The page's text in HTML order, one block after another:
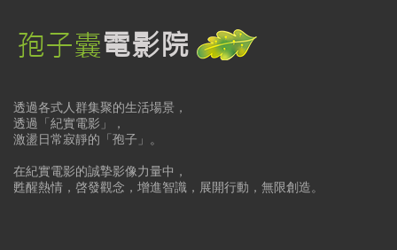
透過各式人群集聚的生活場景，
透過「紀實電影」，
激盪日常寂靜的「孢子」。
在紀實電影的誠摯影像力量中，
甦醒熱情，啓發觀念，增進智識，展開行動，無限創造。